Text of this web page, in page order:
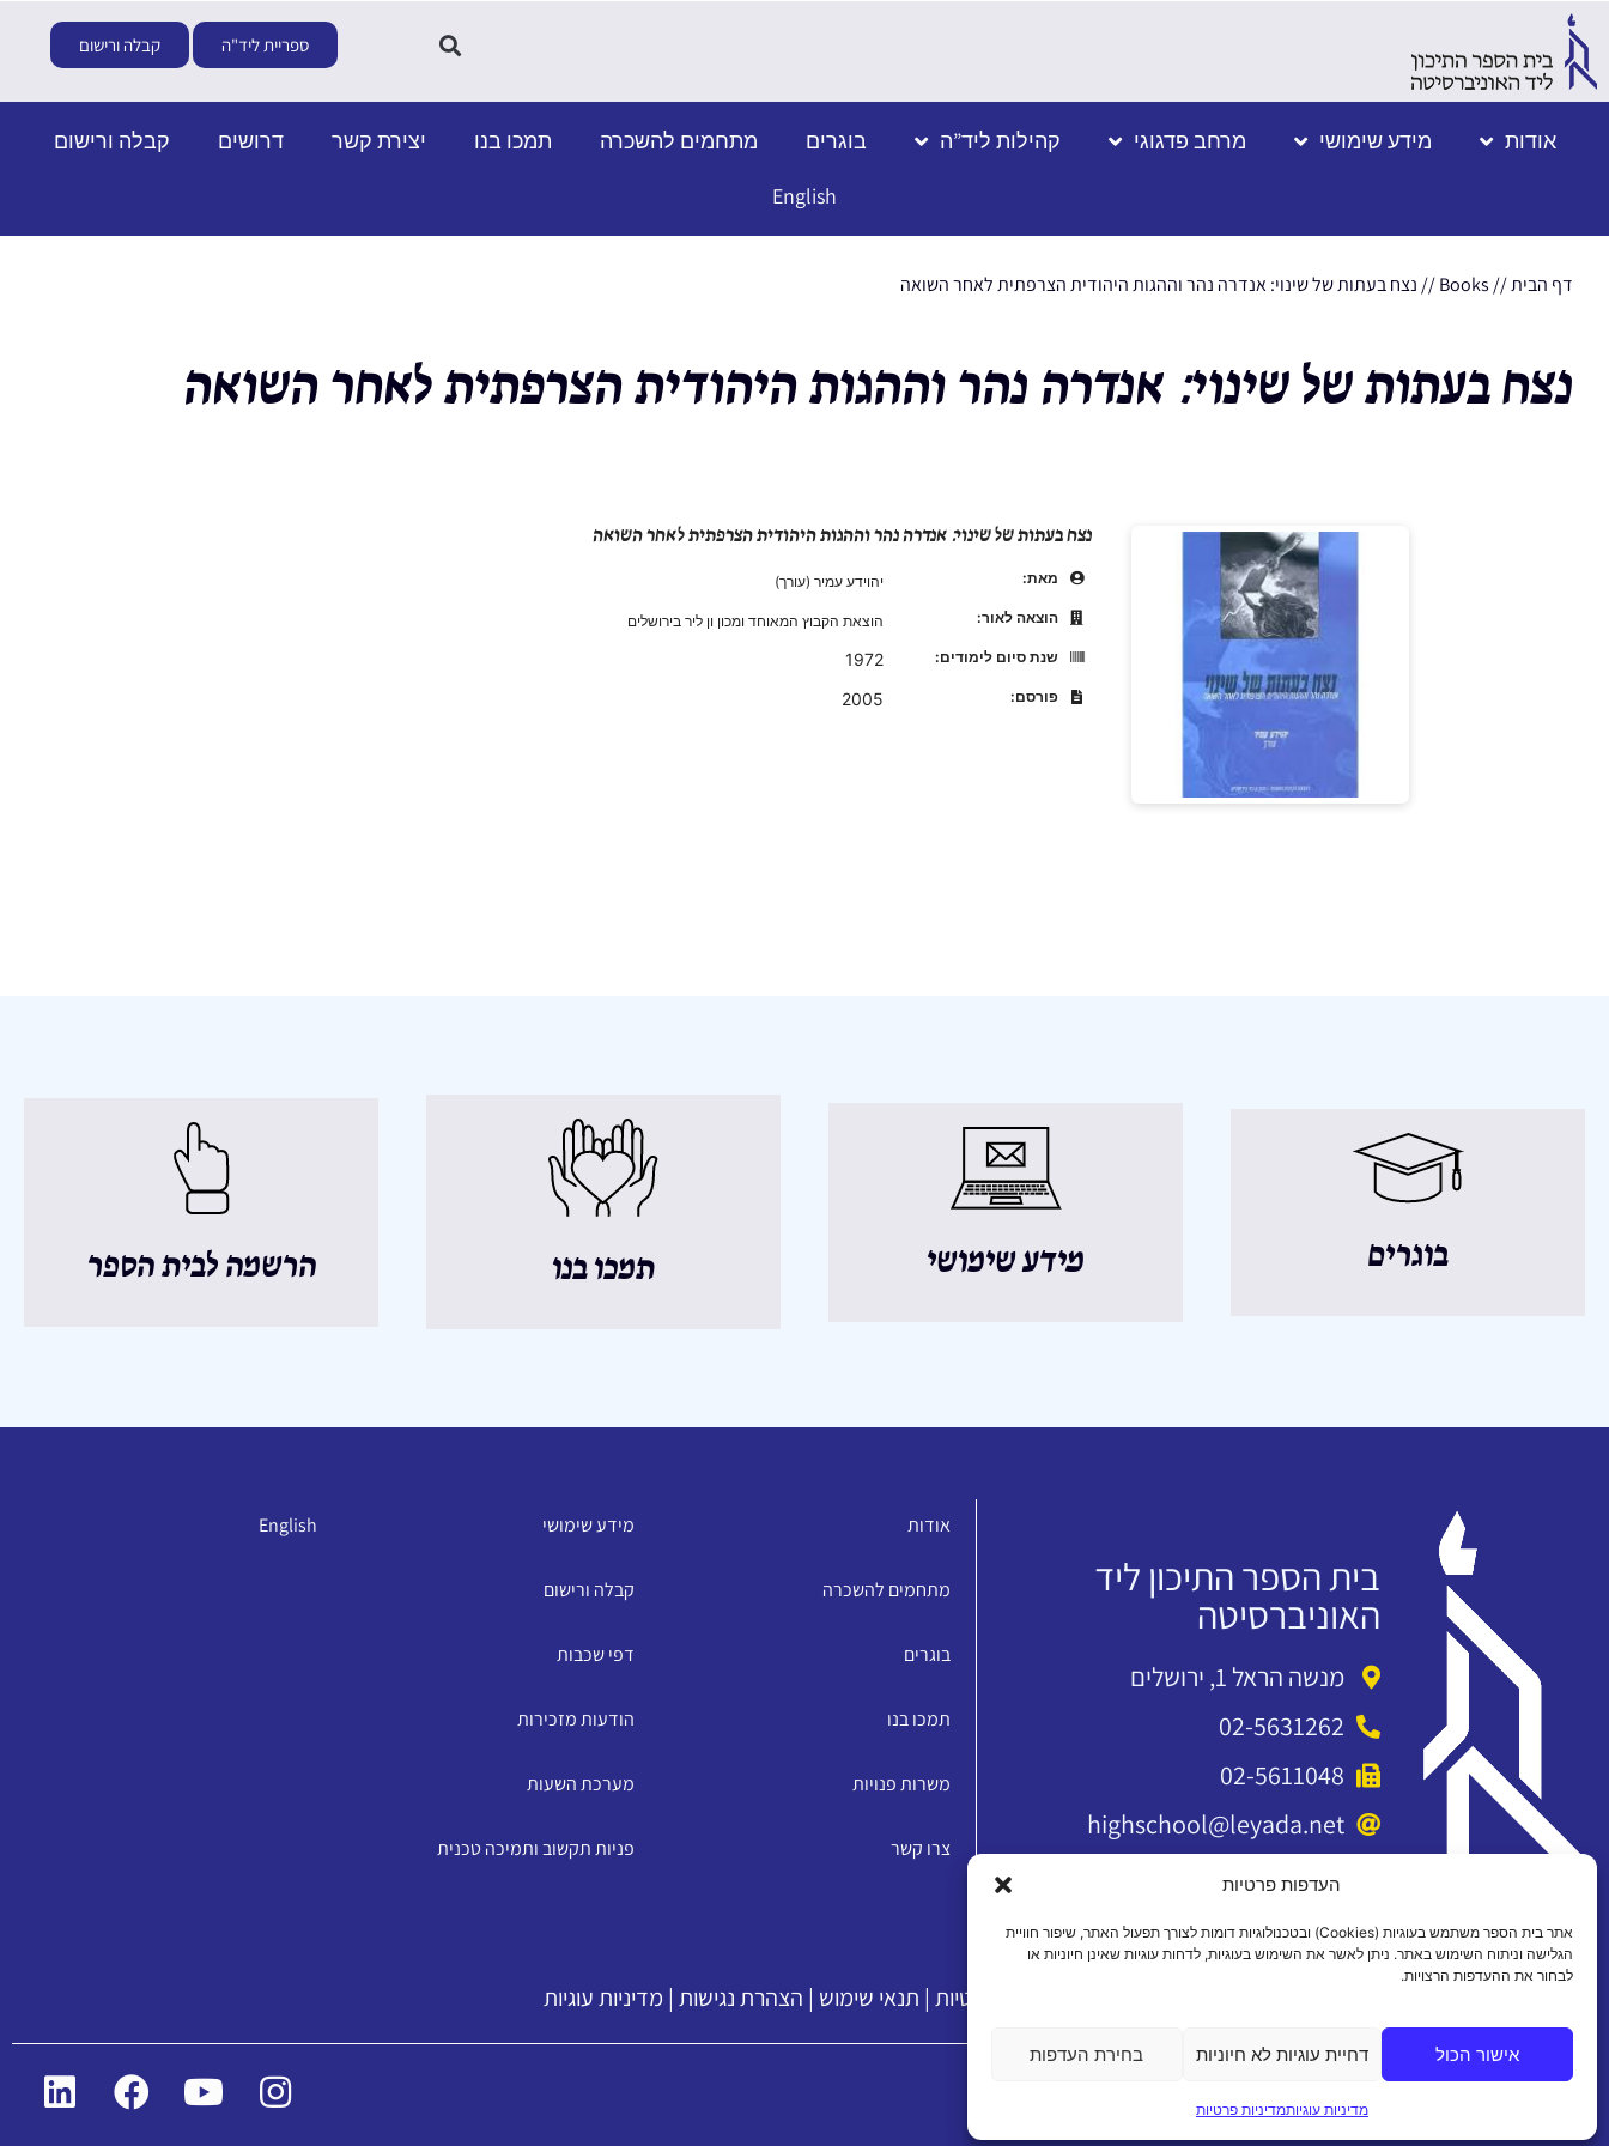
העדפות פרטיות
אתר בית הספר משתמש בעוגיות (Cookies) ובטכנולוגיות דומות לצורך תפעול האתר, שיפור חוויית
הגלישה וניתוח השימוש באתר. ניתן לאשר את השימוש בעוגיות, לדחות עוגיות שאינן חיוניות או
לבחור את ההעדפות הרצויות.
אישור הכול דחיית עוגיות לא חיוניות בחירת העדפות
מדיניות עוגיותמדיניות פרטיות
ספריית ליד"ה קבלה ורישום
אודות מידע שימושי מרחב פדגוגי קהילות ליד”ה בוגרים מתחמים להשכרה תמכו בנו יצירת קשר דרושים
קבלה ורישום
English
דף הבית//
Books
// נצח בעתות של שינוי: אנדרה נהר וההגות היהודית הצרפתית לאחר השואה
נצח בעתות של שינוי: אנדרה נהר וההגות היהודית הצרפתית לאחר השואה
נצח בעתות של שינוי: אנדרה נהר וההגות היהודית הצרפתית לאחר השואה
מאת:
יהוידע עמיר (עורך)
הוצאה לאור:
הוצאת הקבוץ המאוחד ומכון ון ליר בירושלים
שנת סיום לימודים:
1972
פורסם: 2005
בוגרים מידע שימושי תמכו בנו הרשמה לבית הספר
בית הספר התיכון ליד
האוניברסיטה
מנשה הראל 1, ירושלים
02-5631262
02-5611048
highschool@leyada.net
אודות
מתחמים להשכרה
בוגרים
תמכו בנו
משרות פנויות
צרו קשר
מידע שימושי
קבלה ורישום
דפי שכבות
הודעות מזכירות
מערכת השעות
פניות תקשוב ותמיכה טכנית
English
מדיניות פרטיות | תנאי שימוש | הצהרת נגישות | מדיניות עוגיות